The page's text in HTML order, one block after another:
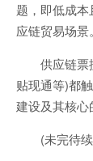
题，即低成
应链贸易场景。
供应链票
贴现通等)都
建设及其核心
(未完待